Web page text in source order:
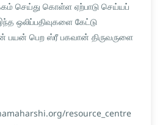
செய்து கொள்ள ஏற்பாடு செய்யப்
ஒலிப்பதிவுகளை கேட்டு
பயன் பெற ஸ்ரீ பகவான் திருவருளை
resource_centre